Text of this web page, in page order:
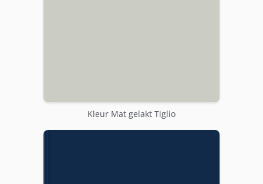
Kleur Mat gelakt Tiglio